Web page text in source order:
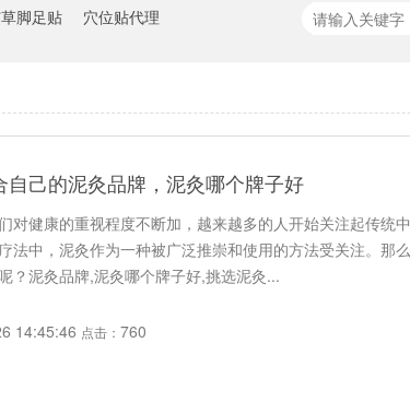
脚足贴 穴位贴代理
自己的泥灸品牌，泥灸哪个牌子好
对健康的重视程度不断加，越来越多的人开始关注起传统
法中，泥灸作为一种被广泛推崇和使用的方法受关注。那
？泥灸品牌,泥灸哪个牌子好,挑选泥灸...
14:45:46 点击： 760